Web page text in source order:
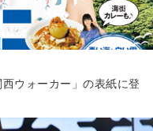
ウォーカー」の表紙に登